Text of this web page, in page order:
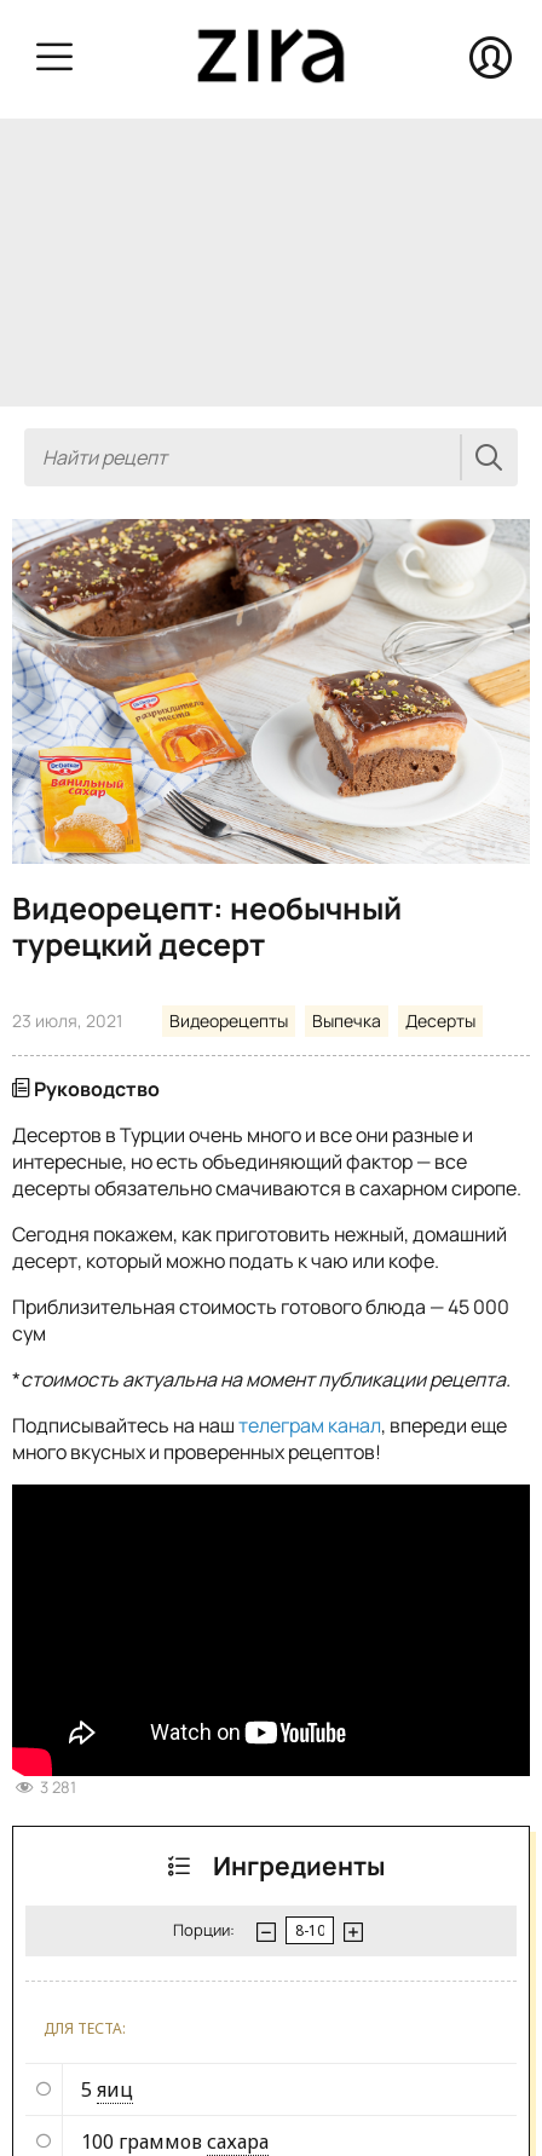
Видеорецепт: необычный
турецкий десерт
23 июля, 2021 Видеорецепты Выпечка Десерты
Руководство
Десертов в Турции очень много и все они разные и
интересные, но есть объединяющий фактор — все
десерты обязательно смачиваются в сахарном сиропе.
Сегодня покажем, как приготовить нежный, домашний
десерт, который можно подать к чаю или кофе.
Приблизительная стоимость готового блюда — 45 000
сум
*стоимость актуальна на момент публикации рецепта.
Подписывайтесь на наштелеграм канал, впереди еще
много вкусных и проверенных рецептов!
3 281
Ингредиенты
Порции:
ДЛЯ ТЕСТА:
5яиц
100 граммовсахара